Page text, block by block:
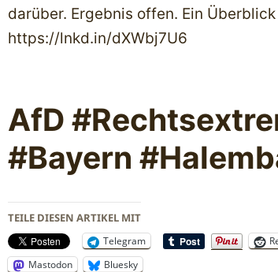
darüber. Ergebnis offen. Ein
https://lnkd.in/dXWbj7U6
AfD
#Bayern
TEILE DIESEN ARTIKEL MIT
Telegram
Mastodon
Bluesky